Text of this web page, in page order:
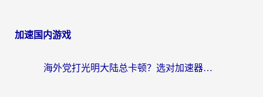
加速国内游戏
海外党打光明大陆总卡顿？选对加速器才是关键！（附亲测好用的推荐）